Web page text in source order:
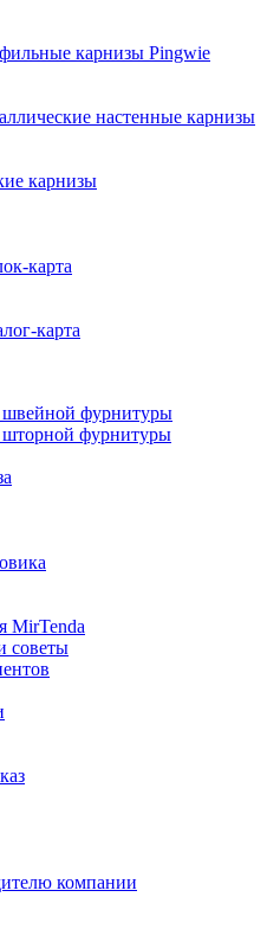
карнизы Pingwie
настенные карнизы
карнизы
карта
карта
швейной фурнитуры
шторной фурнитуры
MirTenda
советы
компании